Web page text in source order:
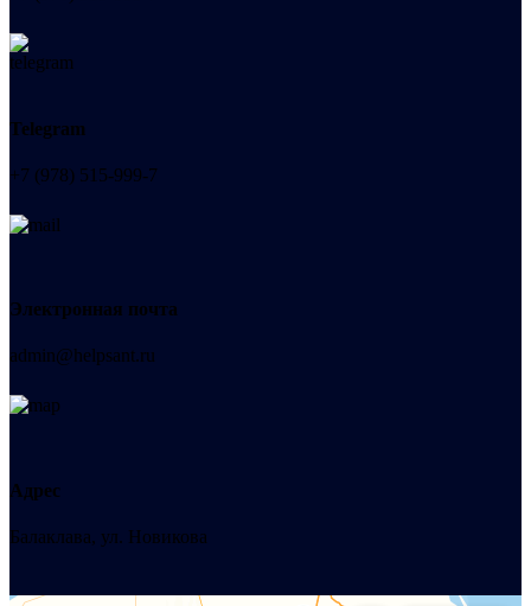
Telegram
+7 (978) 515-999-7
Электронная почта
admin@helpsant.ru
Адрес
Балаклава, ул. Новикова